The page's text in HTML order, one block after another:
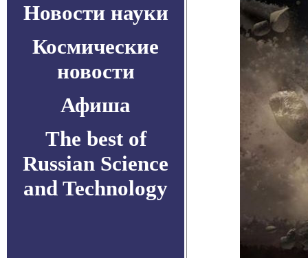
Новости науки
Космические
новости
Афиша
The best of
Russian Science
and Technology